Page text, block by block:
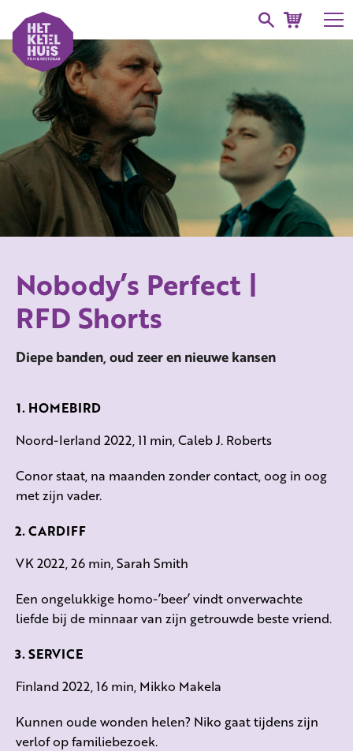
Nobody’s Perfect |
RFD Shorts
Diepe banden, oud zeer en nieuwe kansen
HOMEBIRD
Noord-Ierland 2022, 11 min, Caleb J. Roberts
Conor staat, na maanden zonder contact, oog in oog
met zijn vader.
CARDIFF
VK 2022, 26 min, Sarah Smith
Een ongelukkige homo-’beer’ vindt onverwachte
liefde bij de minnaar van zijn getrouwde beste vriend.
SERVICE
Finland 2022, 16 min, Mikko Makela
Kunnen oude wonden helen? Niko gaat tijdens zijn
verlof op familiebezoek.